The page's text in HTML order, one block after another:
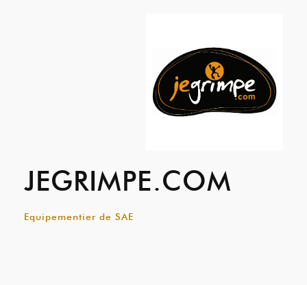
JEGRIMPE.COM
Equipementier de SAE